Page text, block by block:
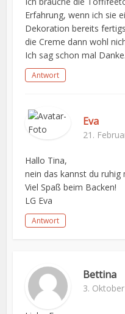
Erfahrung, wenn ich sie
Dekoration bereits
die Creme dann wohl
Ich sag schon mal
Antwort
Eva
21.
Hallo Tina,
nein das kannst du ruhig
Viel Spaß beim Backen!
LG Eva
Antwort
Bettina
3.